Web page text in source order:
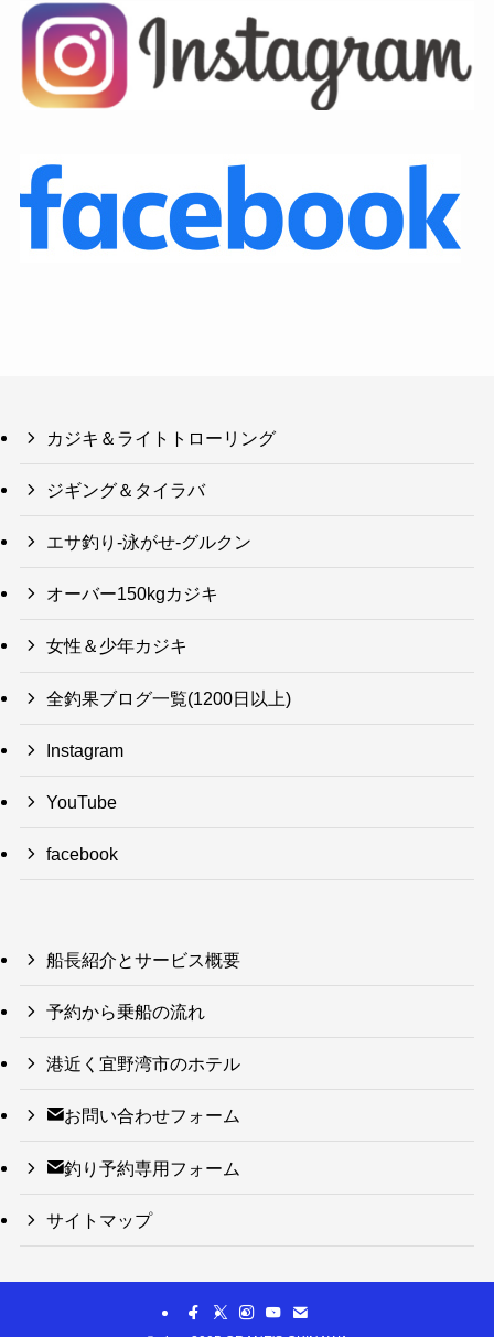
カジキ＆ライトトローリング
ジギング＆タイラバ
エサ釣り-泳がせ-グルクン
オーバー150kgカジキ
女性＆少年カジキ
全釣果ブログ一覧(1200日以上)
Instagram
YouTube
facebook
船長紹介とサービス概要
予約から乗船の流れ
港近く宜野湾市のホテル
お問い合わせフォーム
釣り予約専用フォーム
サイトマップ